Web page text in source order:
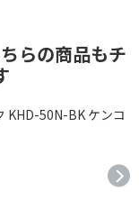
らの商品もチ
KHD-50N-BK ケンコ